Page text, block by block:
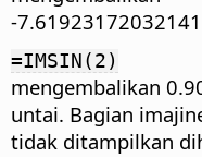
-
=IMSIN(2)
mengembalikan
untai. Bagian
tidak ditampilkan